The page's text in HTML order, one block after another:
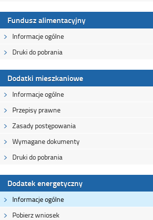
Fundusz alimentacyjny
Informacje ogólne
Druki do pobrania
Dodatki mieszkaniowe
Informacje ogólne
Przepisy prawne
Zasady postępowania
Wymagane dokumenty
Druki do pobrania
Dodatek energetyczny
Informacje ogólne
Pobierz wniosek